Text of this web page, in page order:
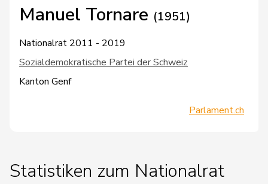
Manuel Tornare (1951)
Nationalrat 2011 - 2019
Sozialdemokratische Partei der Schweiz
Kanton Genf
Parlament.ch
Statistiken zum Nationalrat